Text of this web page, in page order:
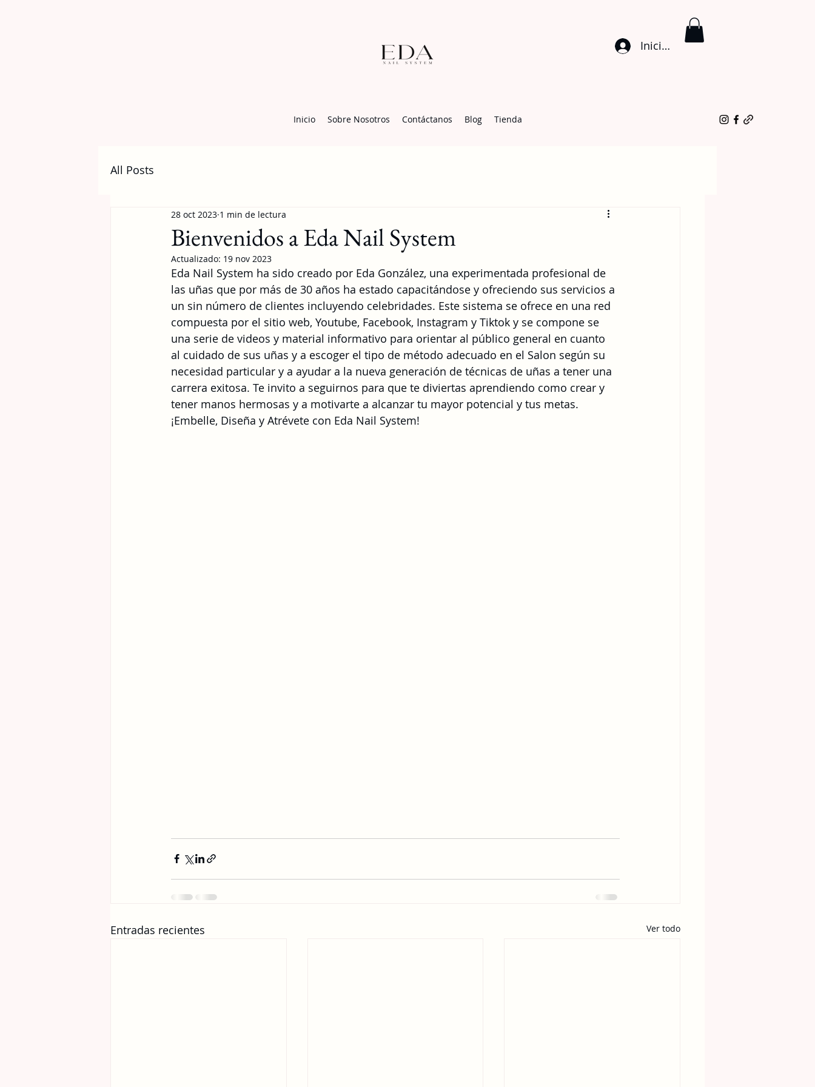
Iniciar sesión
Inicio Sobre Nosotros Contáctanos Blog Tienda
All Posts
Bienvenidos a Eda Nail System
28 oct 2023 1 min de lectura
Actualizado: 19 nov 2023
Eda Nail System ha sido creado por Eda González, una experimentada profesional de
las uñas que por más de 30 años ha estado capacitándose y ofreciendo sus servicios a
un sin número de clientes incluyendo celebridades. Este sistema se ofrece en una red
compuesta por el sitio web, Youtube, Facebook, Instagram y Tiktok y se compone se
una serie de videos y material informativo para orientar al público general en cuanto
al cuidado de sus uñas y a escoger el tipo de método adecuado en el Salon según su
necesidad particular y a ayudar a la nueva generación de técnicas de uñas a tener una
carrera exitosa. Te invito a seguirnos para que te diviertas aprendiendo como crear y
tener manos hermosas y a motivarte a alcanzar tu mayor potencial y tus metas.
¡Embelle, Diseña y Atrévete con Eda Nail System!
Entradas recientes Ver todo